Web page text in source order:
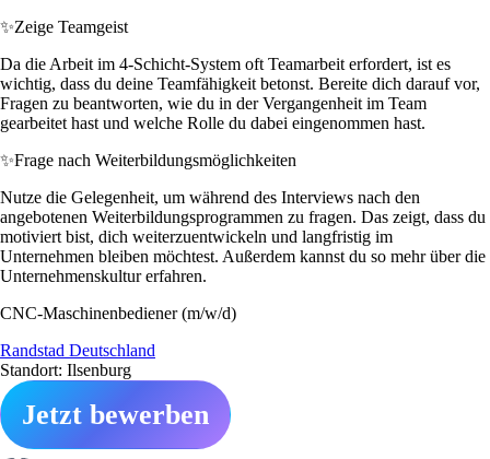
✨Zeige Teamgeist
Da die Arbeit im 4-Schicht-System oft Teamarbeit erfordert, ist es
wichtig, dass du deine Teamfähigkeit betonst. Bereite dich darauf vor,
Fragen zu beantworten, wie du in der Vergangenheit im Team
gearbeitet hast und welche Rolle du dabei eingenommen hast.
✨Frage nach Weiterbildungsmöglichkeiten
Nutze die Gelegenheit, um während des Interviews nach den
angebotenen Weiterbildungsprogrammen zu fragen. Das zeigt, dass du
motiviert bist, dich weiterzuentwickeln und langfristig im
Unternehmen bleiben möchtest. Außerdem kannst du so mehr über die
Unternehmenskultur erfahren.
CNC-Maschinenbediener (m/w/d)
Randstad Deutschland
Standort: Ilsenburg
Jetzt bewerben